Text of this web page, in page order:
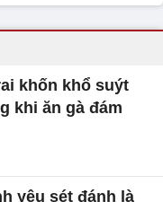
khốn khổ suýt
khi ăn gà đám
yêu sét đánh là